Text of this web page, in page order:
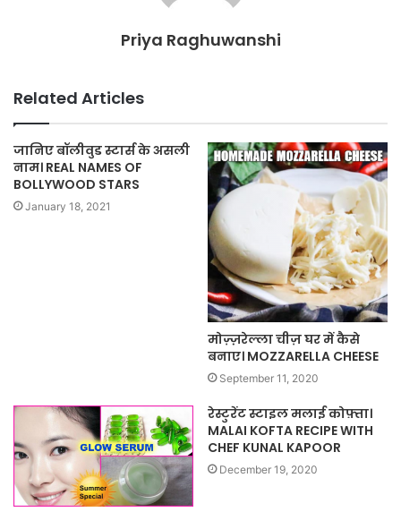
Priya Raghuwanshi
Related Articles
जानिए बॉलीवुड स्टार्स के असली
नाम। REAL NAMES OF
BOLLYWOOD STARS
January 18, 2021
मोज़्ज़रेल्ला चीज़ घर में कैसे
बनाए। MOZZARELLA CHEESE
September 11, 2020
रेस्टुरेंट स्टाइल मलाई कोफ़्ता।
MALAI KOFTA RECIPE WITH
CHEF KUNAL KAPOOR
December 19, 2020